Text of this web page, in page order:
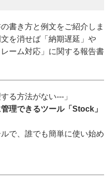
書き方と例文をご紹介しま
を消せば「納期遅延」や
ーム対応」に関する報告書
る方法がない---」
理できるツール「Stock」
で、誰でも簡単に使い始め